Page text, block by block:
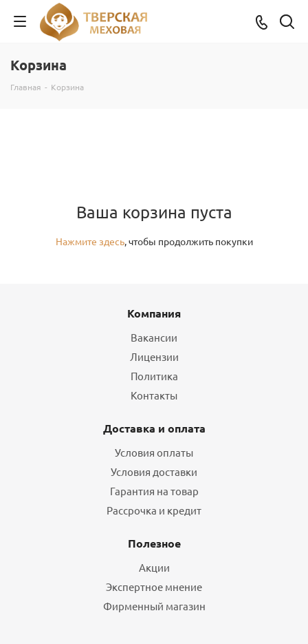
Корзина
Главная - Корзина
Ваша корзина пуста
Нажмите здесь, чтобы продолжить покупки
Компания
Вакансии
Лицензии
Политика
Контакты
Доставка и оплата
Условия оплаты
Условия доставки
Гарантия на товар
Рассрочка и кредит
Полезное
Акции
Экспертное мнение
Фирменный магазин